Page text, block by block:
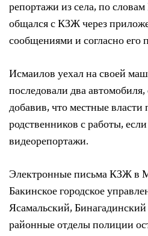
репортажи из села, по
общался с КЗЖ через
сообщениями и согласно его
Исмаилов уехал на своей
последовали два
добавив, что местные власти
родственников с работы,
видеорепортажи.
Электронные письма КЗЖ в
Бакинское городское
Ясамальский,
районные отделы полиции